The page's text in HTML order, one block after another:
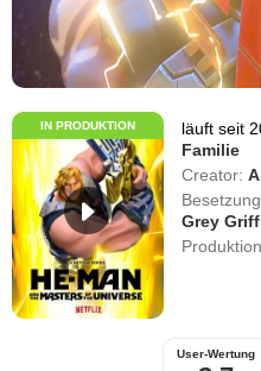
IN PRODUKTION läuft seit
Familie
Creator:
Grey
User-Wertung